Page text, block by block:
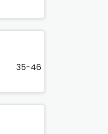
35-46